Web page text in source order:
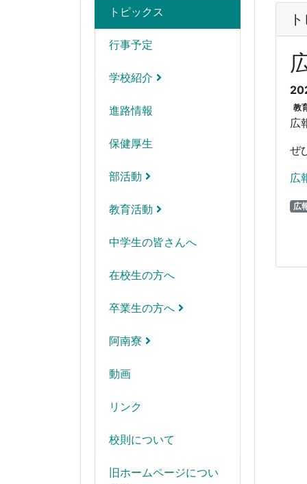
トピックス
行事予定
学校紹介
進路情報
保健厚生
部活動
教育活動
中学生の皆さんへ
在校生の方へ
卒業生の方へ
阿南寮
動画
リンク
校則について
旧ホームページについ
教
広
ぜ
広
広